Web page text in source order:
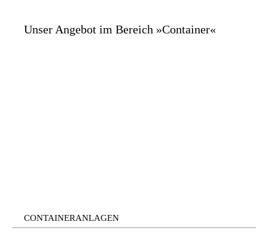
Unser Angebot im Bereich »Container«
CONTAINERANLAGEN